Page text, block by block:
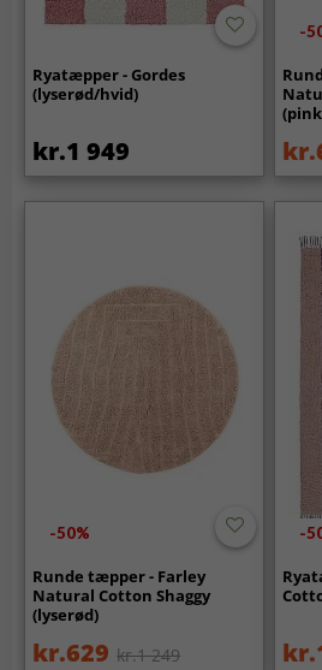
Ryatæpper - Gordes
(lyserød/hvid)
kr.1 949
-
-50%
Runde tæpper - Farley
Natural Cotton Shaggy
(lyserød)
kr.629 kr.1 249
-